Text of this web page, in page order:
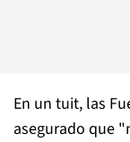
En un tuit, las
asegurado que